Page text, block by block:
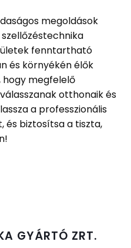
megoldások
fenntartható
és környékén élők
hogy megfelelő
otthonaik és
a professzionális
és biztosítsa a tiszta,
GYÁRTÓ ZRT.